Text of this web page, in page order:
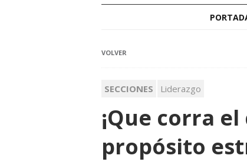
VOLVER
SECCIONES Liderazgo
¡Que corra
propósito